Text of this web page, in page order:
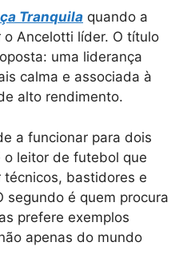
Tranquila quando a
Ancelotti líder. O título
uma liderança
calma e associada à
alto rendimento.
a funcionar para dois
o leitor de futebol que
técnicos, bastidores e
segundo é quem procura
prefere exemplos
apenas do mundo